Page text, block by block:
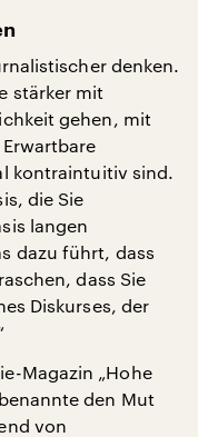
denken.
stärker mit
gehen, mit
kontraintuitiv sind.
die Sie
langen
dazu führt, dass
dass Sie
Diskurses, der
Magazin „Hohe
den Mut
von